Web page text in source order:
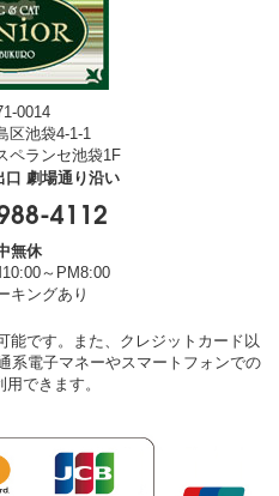
0014
区池袋4-1-1
ペランセ池袋1F
口 劇場通り沿い
4112
無休
～PM8:00
キングあり
能です。また、クレジットカード以
系電子マネーやスマートフォンでの
できます。